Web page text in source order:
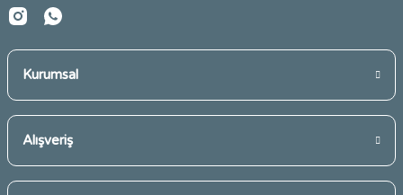
Kurumsal
Alışveriş